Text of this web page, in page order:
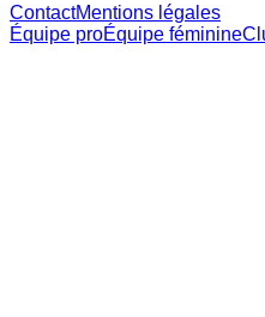
ContactMentions légales
Équipe proÉquipe féminine